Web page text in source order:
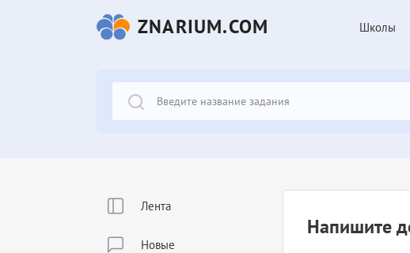
ZNARIUM.COM Школы
Лента
Новые
Напишите